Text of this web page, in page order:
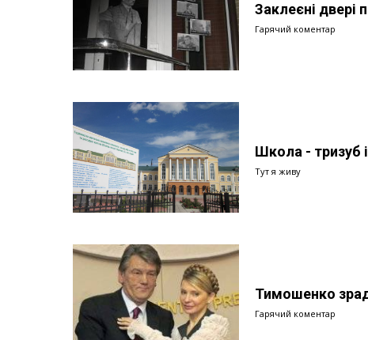
Заклеєні двері
Гарячий коментар
Школа - тризуб
Тут я живу
Тимошенко
Гарячий коментар